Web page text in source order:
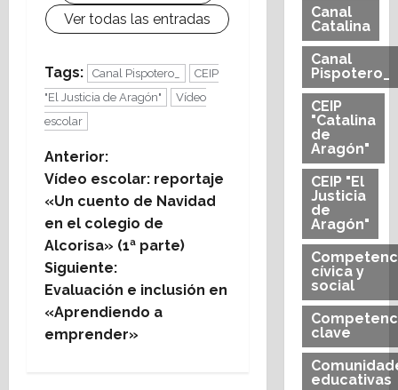
Ver todas las entradas
Tags: Canal Pispotero_
CEIP
"El Justicia de Aragón"
Vídeo
escolar
N
a
v
e
g
a
Anterior:
Vídeo escolar: reportaje
«Un cuento de Navidad
en el colegio de
Alcorisa» (1ª parte)
Siguiente:
Evaluación e inclusión en
«Aprendiendo a
emprender»
Canal
Catalina
Canal
Pispotero_
CEIP
"Catalina
de
Aragón"
CEIP "El
Justicia
de
Aragón"
cívica y
social
clave
educativas